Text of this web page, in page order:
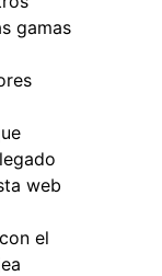
gamas
web
el